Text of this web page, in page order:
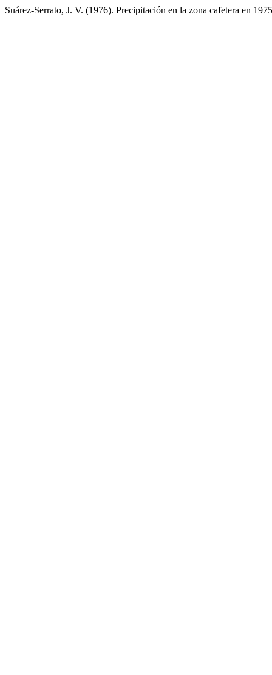
Suárez-Serrato, J. V. (1976). Precipitación en la zona cafetera en